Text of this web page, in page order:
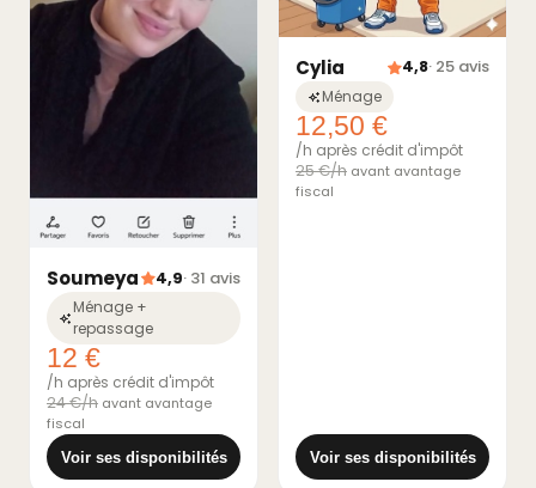
Soumeya 4,9· 31 avis
Ménage +
repassage
12 €
/h après crédit d'impôt
24 €/h avant avantage
fiscal
Voir ses disponibilités
Cylia 4,8· 25 avis
Ménage
12,50 €
/h après crédit d'impôt
25 €/h avant avantage
fiscal
Voir ses disponibilités